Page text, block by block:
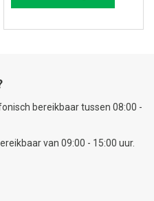
bereikbaar tussen 08:00 -
van 09:00 - 15:00 uur.